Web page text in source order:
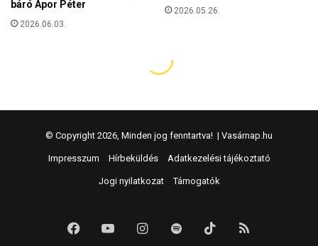
© Copyright 2026, Minden jog fenntartva! | Vasárnap.hu
Impresszum Hírbeküldés Adatkezelési tájékoztató
Jogi nyilatkozat Támogatók
FacebookYouTubeInstagram
Spotify TikTok